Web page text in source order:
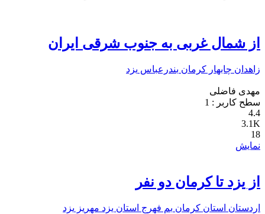
از شمال غربی به جنوب شرقی ایران
زاهدان چابهار کرمان بندرعباس یزد
مهدی فاضلی
سطح کاربر : 1
4.4
3.1K
18
نمایش
از یزد تا کرمان دو نفر
اردستان استان کرمان بم فهرج استان یزد مهریز یزد